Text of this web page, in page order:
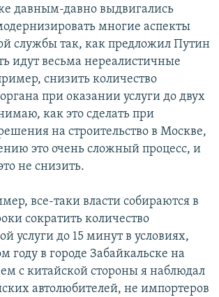
давным-давно выдвигались
многие аспекты
службы так, как предложил Путин
идут весьма нереалистичные
снизить количество
при оказании услуги до двух
как это сделать при
на строительство в Москве,
это очень сложный процесс, и
не снизить.
все-таки власти собираются в
сократить количество
услуги до 15 минут в условиях,
году в городе Забайкальске на
с китайской стороны я наблюдал
автолюбителей, не импортеров